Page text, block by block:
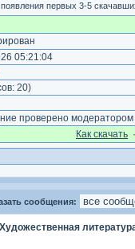
первых 3-5
05:21:04
20)
проверено модератором
Как cкачать ·
сообщения:
Художественная